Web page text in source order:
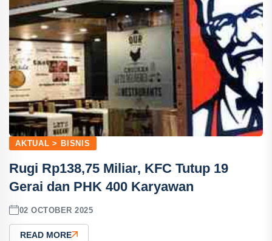
AKTUAL > BISNIS
Rugi Rp138,75 Miliar, KFC Tutup 19
Gerai dan PHK 400 Karyawan
02 OCTOBER 2025
READ MORE